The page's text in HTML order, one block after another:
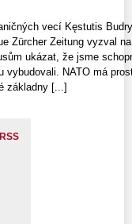
vecí Kęstutis
Zürcher Zeitung vyzval
ukázat, že jsme
vybudovali. NATO má
základny [...]
RSS